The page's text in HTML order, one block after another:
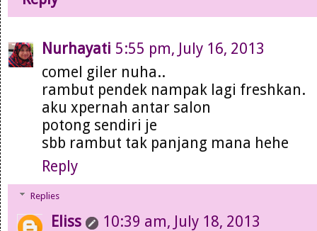
Nurhayati 5:55 pm, July 16, 2013
comel giler nuha..
rambut pendek nampak lagi freshkan.
aku xpernah antar salon
potong sendiri je
sbb rambut tak panjang mana hehe
Reply
Replies
Eliss
10:39 am, July 18, 2013